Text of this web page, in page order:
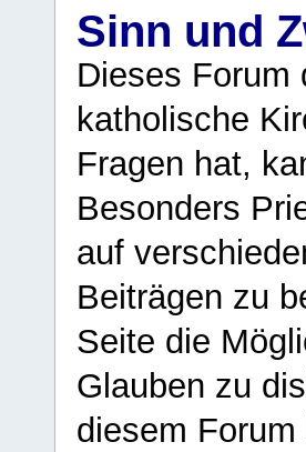
Sinn und
Dieses Forum
katholische
Fragen hat,
Besonders
auf
Beiträgen zu
Seite die
Glauben zu
diesem